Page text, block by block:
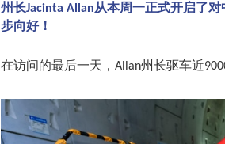
州长Jacinta Allan从本周一正式开启了
步向好！
在访问的最后一天， Allan州长驱车近